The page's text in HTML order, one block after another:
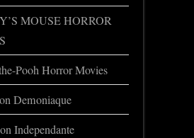
MOUSE HORROR
Pooh Horror Movies
Demoniaque
Independante